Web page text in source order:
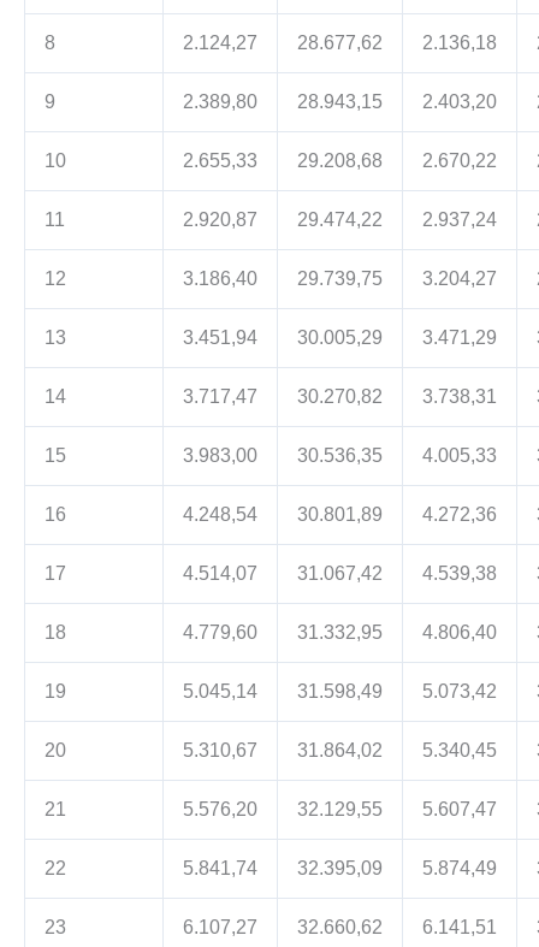
8 2.124,27 28.677,62 2.136,18
9 2.389,80 28.943,15 2.403,20
10 2.655,33 29.208,68 2.670,22
11 2.920,87 29.474,22 2.937,24
12 3.186,40 29.739,75 3.204,27
13 3.451,94 30.005,29 3.471,29
14 3.717,47 30.270,82 3.738,31
15 3.983,00 30.536,35 4.005,33
16 4.248,54 30.801,89 4.272,36
17 4.514,07 31.067,42 4.539,38
18 4.779,60 31.332,95 4.806,40
19 5.045,14 31.598,49 5.073,42
20 5.310,67 31.864,02 5.340,45
21 5.576,20 32.129,55 5.607,47
22 5.841,74 32.395,09 5.874,49
23 6.107,27 32.660,62 6.141,51